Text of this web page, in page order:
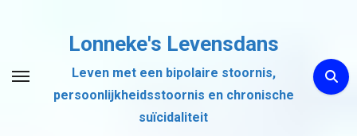
inhoud
Lonneke's Levensdans
Leven met een bipolaire stoornis,
persoonlijkheidsstoornis en chronische
suïcidaliteit